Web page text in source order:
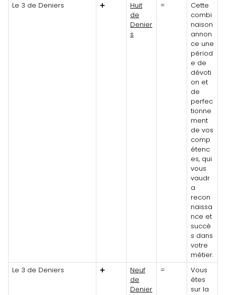
Le 3 de Deniers
➕
Huit
de
Denier
s
=
Cette
combi
naison
annon
ce une
périod
e de
dévoti
on et
de
perfec
tionne
ment
de vos
comp
étenc
es, qui
vous
vaudr
a
recon
naissa
nce et
succè
s dans
votre
métier.
Le 3 de Deniers
➕
Neuf
de
Denier
=
Vous
êtes
sur la